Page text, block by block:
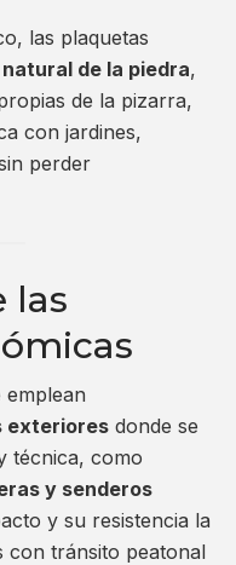
las plaquetas
de la piedra,
de la pizarra,
con jardines,
perder
las
emplean
exteriores donde se
técnica, como
y senderos
y su resistencia la
con tránsito peatonal